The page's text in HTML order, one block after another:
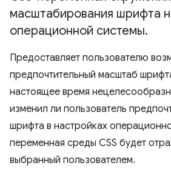
масштабирования шрифта
операционной системы.
Предоставляет пользователю
предпочтительный масштаб
настоящее время
изменил ли пользователь
шрифта в настройках
переменная среды CSS будет
выбранный пользователем.